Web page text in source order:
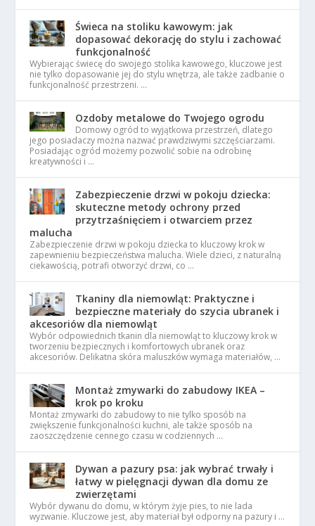
Świeca na stoliku kawowym: jak
dopasować dekorację do stylu i zachować
funkcjonalność
Wybierając świecę do swojego stolika kawowego, kluczowe jest
nie tylko dopasowanie jej do stylu wnętrza, ale także zadbanie o
funkcjonalność przestrzeni. …
Ozdoby metalowe do Twojego ogrodu
Domowy ogród to wyjątkowa przestrzeń, dlatego
jego posiadaczy można nazwać prawdziwymi szczęściarzami.
Posiadając ogród możemy pozwolić sobie na odrobinę
kreatywności i …
Zabezpieczenie drzwi w pokoju dziecka:
skuteczne metody ochrony przed
przytrzaśnięciem i otwarciem przez
malucha
Zabezpieczenie drzwi w pokoju dziecka to kluczowy krok w
zapewnieniu bezpieczeństwa malucha. Wiele dzieci, z naturalną
ciekawością, potrafi otworzyć drzwi, co …
Tkaniny dla niemowląt: Praktyczne i
bezpieczne materiały do szycia ubranek i
akcesoriów dla niemowląt
Wybór odpowiednich tkanin dla niemowląt to kluczowy krok w
tworzeniu bezpiecznych i komfortowych ubranek oraz
akcesoriów. Delikatna skóra maluszków wymaga materiałów, …
Montaż zmywarki do zabudowy IKEA –
krok po kroku
Montaż zmywarki do zabudowy to nie tylko sposób na
zwiększenie funkcjonalności kuchni, ale także sposób na
zaoszczędzenie cennego czasu w codziennych …
Dywan a pazury psa: jak wybrać trwały i
łatwy w pielęgnacji dywan dla domu ze
zwierzętami
Wybór dywanu do domu, w którym żyje pies, to nie lada
wyzwanie. Kluczowe jest, aby materiał był odporny na pazury i …